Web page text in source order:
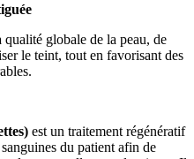
globale de la peau, de
le teint, tout en favorisant des
est un traitement régénératif
du patient afin de